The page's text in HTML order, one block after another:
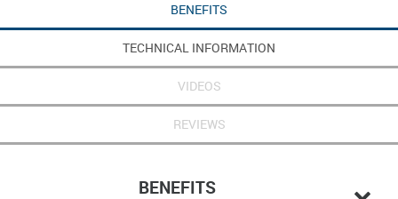
BENEFITS
TECHNICAL INFORMATION
VIDEOS
REVIEWS
BENEFITS